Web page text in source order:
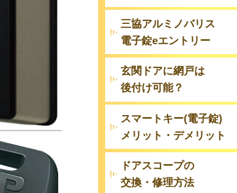
三協アルミノバリス
電子錠eエントリー
玄関ドアに網戸は
後付け可能？
スマートキー(電子錠)
メリット・デメリット
ドアスコープの
交換・修理方法